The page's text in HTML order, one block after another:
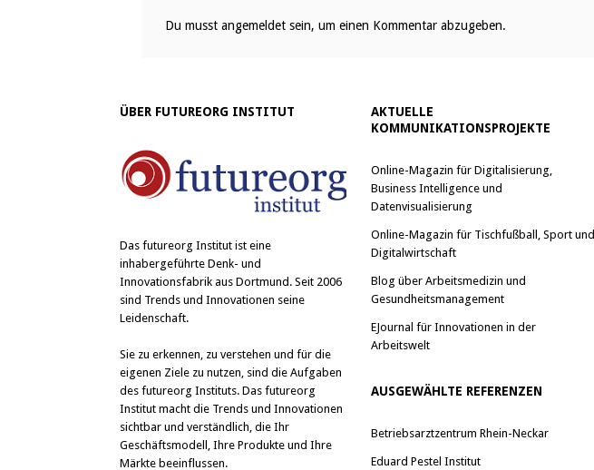
Du musst angemeldet sein, um einen Kommentar abzugeben.
ÜBER FUTUREORG INSTITUT
Das futureorg Institut ist eine
inhabergeführte Denk- und
Innovationsfabrik aus Dortmund. Seit 2006
sind Trends und Innovationen seine
Leidenschaft.
Sie zu erkennen, zu verstehen und für die
eigenen Ziele zu nutzen, sind die Aufgaben
des futureorg Instituts. Das futureorg
Institut macht die Trends und Innovationen
sichtbar und verständlich, die Ihr
Geschäftsmodell, Ihre Produkte und Ihre
Märkte beeinflussen.
AKTUELLE
KOMMUNIKATIONSPROJEKTE
Online-Magazin für Digitalisierung,
Business Intelligence und
Datenvisualisierung
Online-Magazin für Tischfußball, Sport und
Digitalwirtschaft
Blog über Arbeitsmedizin und
Gesundheitsmanagement
EJournal für Innovationen in der
Arbeitswelt
AUSGEWÄHLTE REFERENZEN
Betriebsarztzentrum Rhein-Neckar
Eduard Pestel Institut